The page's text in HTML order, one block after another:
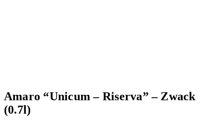
Amaro “Unicum – Riserva” – Zwack
(0.7l)